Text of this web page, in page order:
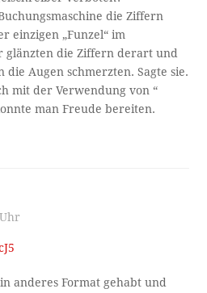
die Ziffern
einzigen „Funzel“ im
glänzten die Ziffern derart und
die Augen schmerzten. Sagte sie.
mit der Verwendung von “
man Freude bereiten.
anderes Format gehabt und